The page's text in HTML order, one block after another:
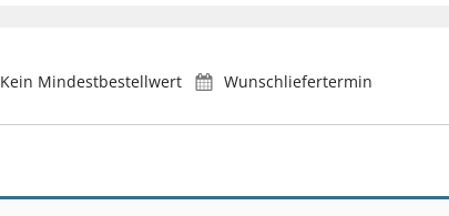
Kein Mindestbestellwert Wunschliefertermin